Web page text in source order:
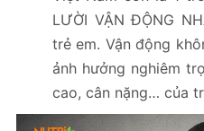
LƯỜI VẬN ĐỘNG
trẻ em. Vận động
ảnh hưởng nghiêm
cao, cân nặng… của